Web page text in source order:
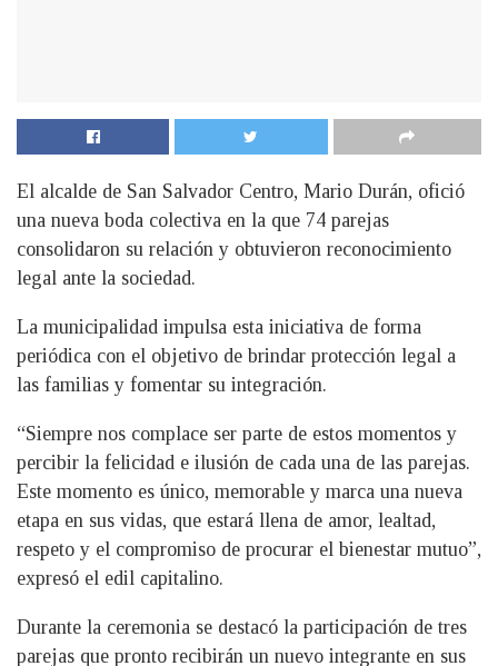
El alcalde de San Salvador Centro, Mario Durán, ofició
una nueva boda colectiva en la que 74 parejas
consolidaron su relación y obtuvieron reconocimiento
legal ante la sociedad.
La municipalidad impulsa esta iniciativa de forma
periódica con el objetivo de brindar protección legal a
las familias y fomentar su integración.
“Siempre nos complace ser parte de estos momentos y
percibir la felicidad e ilusión de cada una de las parejas.
Este momento es único, memorable y marca una nueva
etapa en sus vidas, que estará llena de amor, lealtad,
respeto y el compromiso de procurar el bienestar mutuo”,
expresó el edil capitalino.
Durante la ceremonia se destacó la participación de tres
parejas que pronto recibirán un nuevo integrante en sus